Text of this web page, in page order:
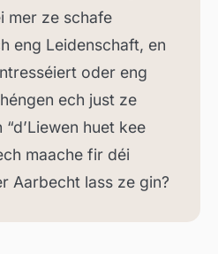
mer ze schafe
eng Leidenschaft, en
oder eng
ech just ze
huet kee
maache fir déi
Aarbecht lass ze gin?